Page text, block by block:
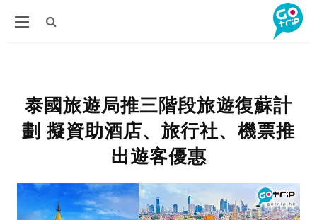
泰國旅遊局推三階段旅遊復蘇計
劃 擬資助酒店、旅行社、機票推
出遊客優惠